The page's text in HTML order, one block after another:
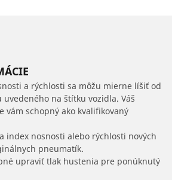
a rýchlosti sa môžu mierne líšiť od
na štítku vozidla. Váš
vám schopný ako kvalifikovaný
index nosnosti alebo rýchlosti nových
pneumatík.
upraviť tlak hustenia pre ponúknutý